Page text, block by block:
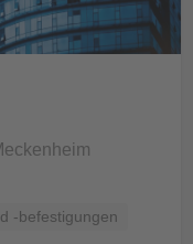
-befestigungen